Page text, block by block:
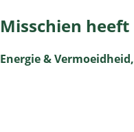
Misschien
Energie & Vermoeidheid,